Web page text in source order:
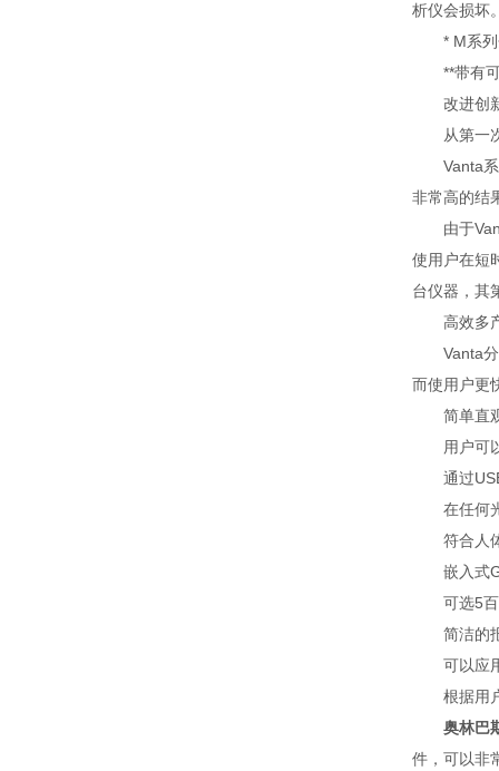
析仪会损坏
* M系列
**带有可
改进创
从第一次
Vanta系列
非常高的结
由于Vanta
使用户在短
台仪器，其
高效多
Vanta分析
而使用户更
简单直观
用户可以
通过USB
在任何光
符合人体
嵌入式
可选5百
简洁的报
可以应
根据用户
奥林巴
件，可以非